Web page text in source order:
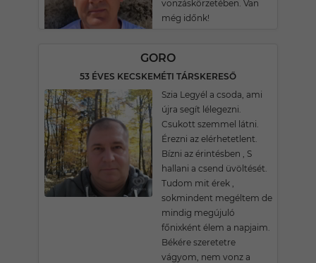
vonzáskörzetében. Van
még időnk!
GORO
53 ÉVES KECSKEMÉTI TÁRSKERESŐ
Szia Legyél a csoda, ami
újra segít lélegezni.
Csukott szemmel látni.
Érezni az elérhetetlent.
Bízni az érintésben , S
hallani a csend üvöltését.
Tudom mit érek ,
sokmindent megéltem de
mindig megújuló
főnixként élem a napjaim.
Békére szeretetre
vágyom, nem vonz a